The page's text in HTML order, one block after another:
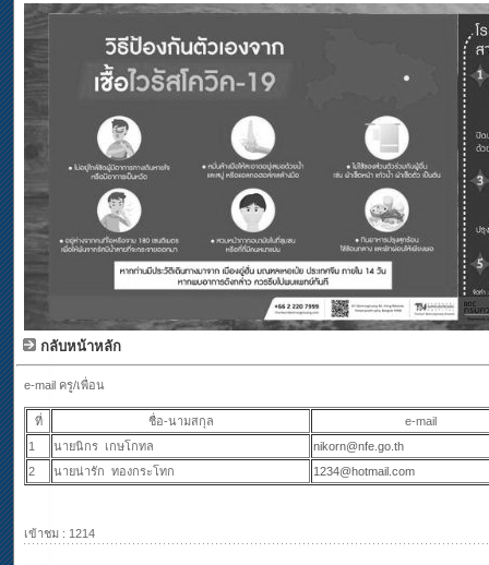
กลับหน้าหลัก
e-mail ครู/เพื่อน
ที่ ชื่อ-นามสกุล
e-mail
1
นายนิกร เกษโกทล
nikorn@nfe.go.th
2
นายน่ารัก ทองกระโทก 1234@hotmail.com
เข้าชม : 1214